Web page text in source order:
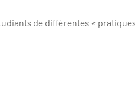
de différentes «